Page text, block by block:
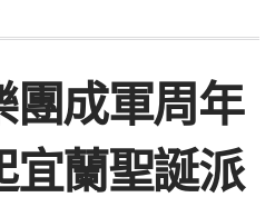
團成軍周年
蘭聖誕派